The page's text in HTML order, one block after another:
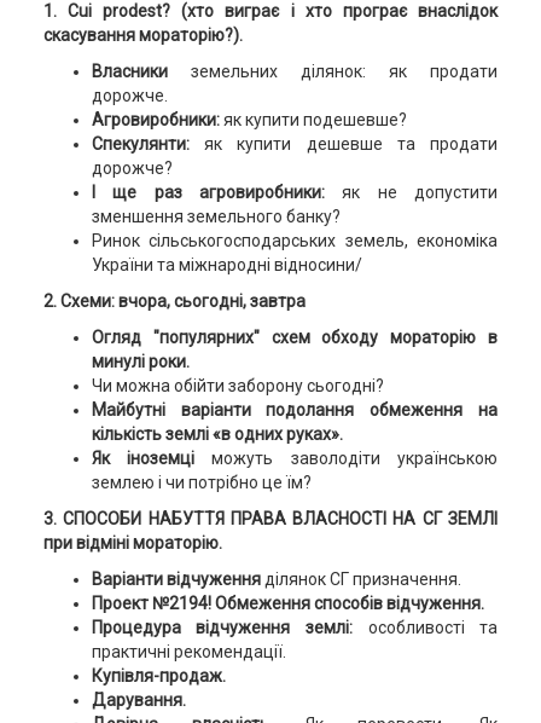
1. Cui prodest? (хто виграє і хто програє внаслідок
скасування мораторію?).
Власникиземельних ділянок: як продати
дорожче.
Агровиробники:як купити подешевше?
Спекулянти:як купити дешевше та продати
дорожче?
І ще раз агровиробники:як не допустити
зменшення земельного банку?
Ринок сільськогосподарських земель, економіка
України та міжнародні відносини/
2. Схеми: вчора, сьогодні, завтра
Огляд "популярних" схем обходу мораторію в
минулі роки.
Чи можна обійти заборону сьогодні?
Майбутні варіанти подолання обмеження на
кількість землі «в одних руках».
Як іноземці можуть заволодіти українською
землею і чи потрібно це їм?
3. СПОСОБИ НАБУТТЯ ПРАВА ВЛАСНОСТІ НА СГ ЗЕМЛІ
при відміні мораторію.
Варіанти відчуженняділянок СГ призначення.
Проект №2194!Обмеження способів відчуження.
Процедура відчуження землі:особливості та
практичні рекомендації.
Купівля-продаж.
Дарування.